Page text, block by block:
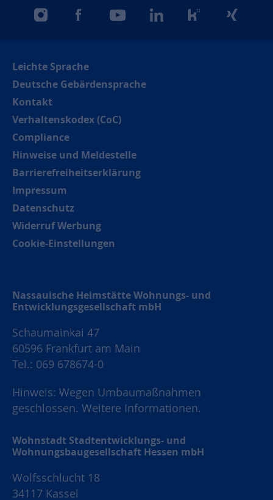
instagramfacebookyoutubelinkedinkununuxing
Leichte Sprache
Deutsche Gebärdensprache
Kontakt
Verhaltenskodex (CoC)
Compliance
Hinweise und Meldestelle
Barrierefreiheitserklärung
Impressum
Datenschutz
Widerruf Werbung
Cookie-Einstellungen
Nassauische Heimstätte Wohnungs- und
Entwicklungsgesellschaft mbH
Schaumainkai 47
60596 Frankfurt am Main
Tel.: 069 678674-0
Hinweis: Wegen Umbaumaßnahmen
geschlossen. Weitere Informationen.
Wohnstadt Stadtentwicklungs- und
Wohnungsbaugesellschaft Hessen mbH
Wolfsschlucht 18
34117 Kassel